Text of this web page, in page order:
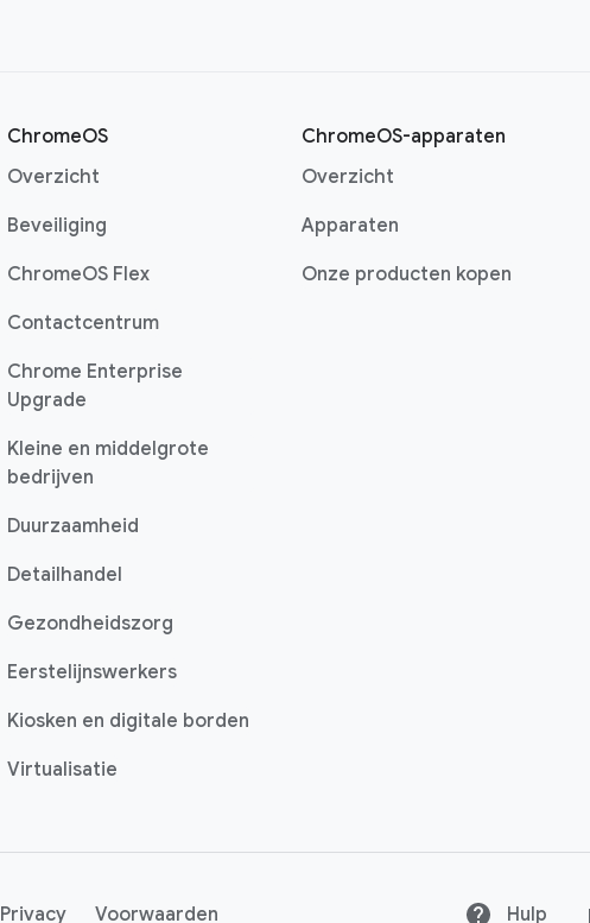
ChromeOS
Overzicht
Beveiliging
ChromeOS Flex
Contactcentrum
Chrome Enterprise
Upgrade
Kleine en middelgrote
bedrijven
Duurzaamheid
Detailhandel
Gezondheidszorg
Eerstelijnswerkers
Kiosken en digitale borden
Virtualisatie
ChromeOS-apparaten
Overzicht
Apparaten
Onze producten kopen
Privacy Voorwaarden Hulp